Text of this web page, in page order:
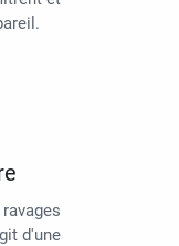
d'une